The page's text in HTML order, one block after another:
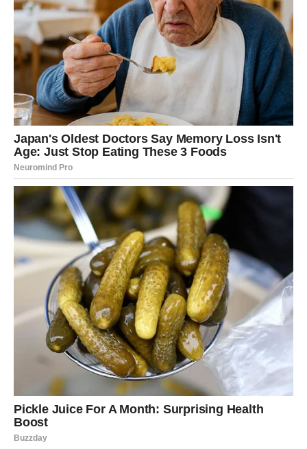
Mnogi pripadnici ovog znaka shvatiće da su mnogo jači
nego što su mislili.
Karmička nagrada posle velikih iskušenja
Nijedan veliki karmički ciklus ne završava se bez nagrade.
Nakon emotivnih turbulencija, dolazi trenutak kada se
situacije počinju slagati na potpuno drugačiji način.
Neke Vage mogu doživeti iznenadne dobre vesti,
neočekivane obrte ili prilike koje dolaze u pravom
trenutku. Kao da sudbina želi da pokaže da su svi
prethodni izazovi imali svoju svrhu.
Suze koje su se pojavile na početku ovog perioda polako
se pretvaraju u osmehe.